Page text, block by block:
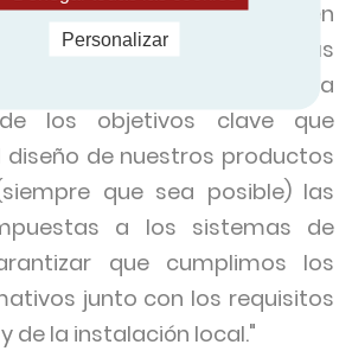
variarán en
del sistema y de las
por el fabricante de la
los objetivos clave que
diseño de nuestros productos
que sea posible) las
a los sistemas de
que cumplimos los
junto con los requisitos
de la instalación local."
Personalizar